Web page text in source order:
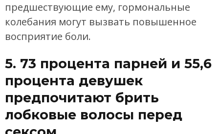
предшествующие ему, гормональные
колебания могут вызвать повышенное
восприятие боли.
5. 73 процента парней и 55,6
процента девушек
предпочитают брить
лобковые волосы перед